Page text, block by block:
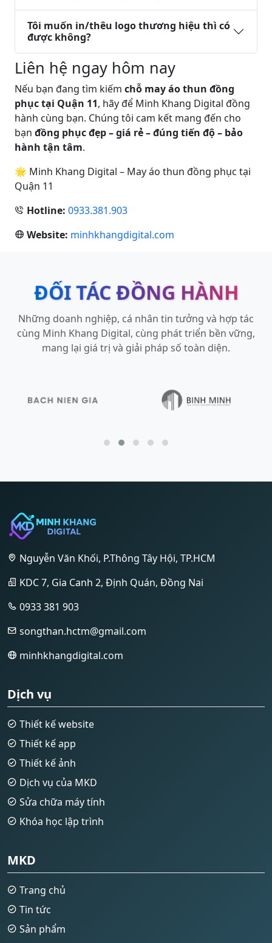
Tôi muốn in/thêu logo thương hiệu thì có
được không?
Liên hệ ngay hôm nay
Nếu bạn đang tìm kiếm chỗ may áo thun đồng
phục tại Quận 11, hãy để Minh Khang Digital đồng
hành cùng bạn. Chúng tôi cam kết mang đến cho
bạn đồng phục đẹp – giá rẻ – đúng tiến độ – bảo
hành tận tâm.
🌟 Minh Khang Digital – May áo thun đồng phục tại
Quận 11
Hotline: 0933.381.903
Website: minhkhangdigital.com
ĐỐI TÁC ĐỒNG HÀNH
Những doanh nghiệp, cá nhân tin tưởng và hợp tác
cùng Minh Khang Digital, cùng phát triển bền vững,
mang lại giá trị và giải pháp số toàn diện.
Nguyễn Văn Khối, P.Thông Tây Hội, TP.HCM
KDC 7, Gia Canh 2, Định Quán, Đồng Nai
0933 381 903
songthan.hctm@gmail.com
minhkhangdigital.com
Dịch vụ
Thiết kế website
Thiết kế app
Thiết kế ảnh
Dịch vụ của MKD
Sửa chữa máy tính
Khóa học lập trình
MKD
Trang chủ
Tin tức
Sản phẩm